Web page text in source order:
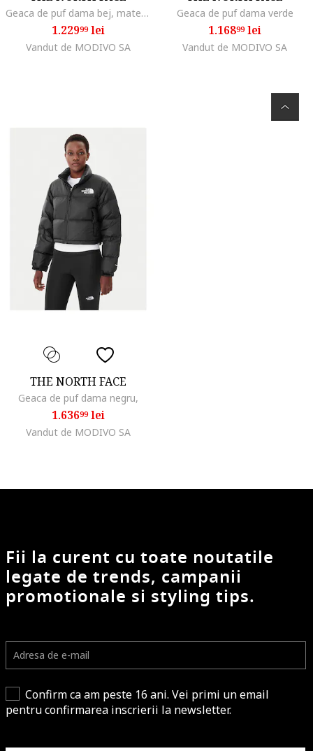
Geaca de puf dama bej, material usor,
1.22999lei
Vandut de MODIVO SA
Geaca de puf dama verde
1.16899lei
Vandut de MODIVO SA
THE NORTH FACE
Geaca de puf dama negru,
1.63699lei
Vandut de MODIVO SA
Fii la curent cu toate noutatile
legate de trends, campanii
promotionale si styling tips.
Confirm ca am peste 16 ani. Vei primi un email
pentru confirmarea inscrierii la newsletter.